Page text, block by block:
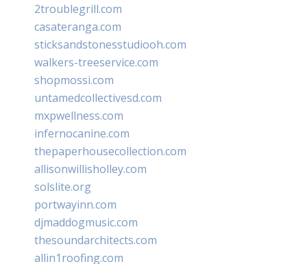
2troublegrill.com
casateranga.com
sticksandstonesstudiooh.com
walkers-treeservice.com
shopmossi.com
untamedcollectivesd.com
mxpwellness.com
infernocanine.com
thepaperhousecollection.com
allisonwillisholley.com
solslite.org
portwayinn.com
djmaddogmusic.com
thesoundarchitects.com
allin1roofing.com